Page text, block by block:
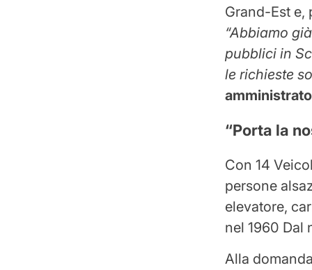
Grand-Est e,
“Abbiamo
pubblici in
le richieste
“Porta la
Con 14
persone
elevatore,
nel 1960 Dal
Alla